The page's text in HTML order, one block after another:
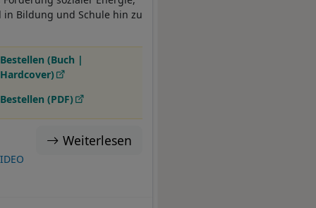
in Bildung und Schule hin zu
Bestellen (Buch |
Hardcover)
Bestellen (PDF)
Weiterlesen